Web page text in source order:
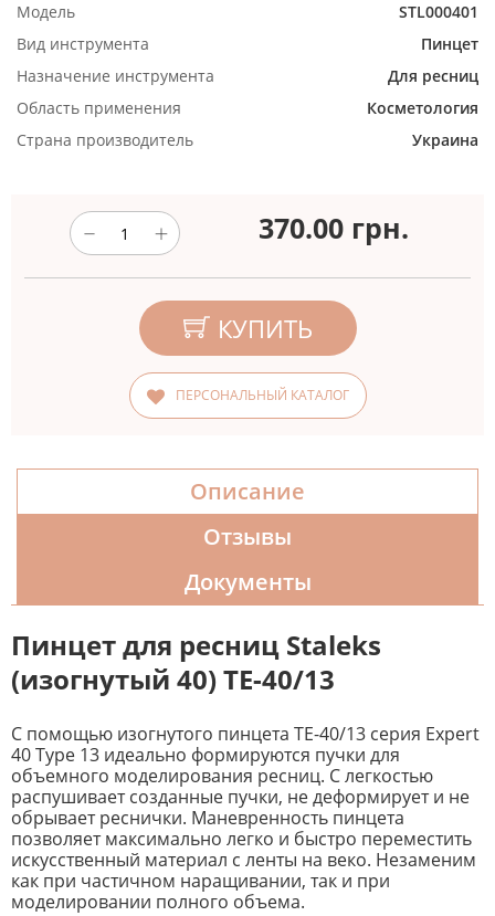
Модель
STL000401
Вид инструмента
Пинцет
Назначение инструмента
Для ресниц
Область применения
Косметология
Страна производитель
Украина
370.00 грн.
КУПИТЬ
ПЕРСОНАЛЬНЫЙ КАТАЛОГ
Описание
Отзывы
Документы
Пинцет для ресниц Staleks
(изогнутый 40) ТE-40/13
С помощью изогнутого пинцета ТE-40/13 серия Expert
40 Type 13 идеально формируются пучки для
объемного моделирования ресниц. С легкостью
распушивает созданные пучки, не деформирует и не
обрывает реснички. Маневренность пинцета
позволяет максимально легко и быстро переместить
искусственный материал с ленты на веко. Незаменим
как при частичном наращивании, так и при
моделировании полного объема.